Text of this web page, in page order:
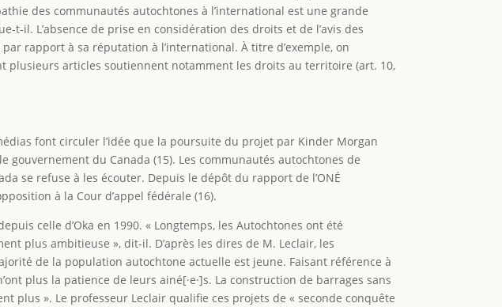
des communautés autochtones à l’international est une grande
il. L’absence de prise en considération des droits et de l’avis des
rapport à sa réputation à l’international. À titre d’exemple, on
plusieurs articles soutiennent notamment les droits au territoire (art. 10,
»?
font circuler l’idée que la poursuite du projet par Kinder Morgan
du Canada (15). Les communautés autochtones de
se refuse à les écouter. Depuis le dépôt du rapport de l’ONÉ
à la Cour d’appel fédérale (16).
celle d’Oka en 1990. « Longtemps, les Autochtones ont été
plus ambitieuse », dit-il. D’après les dires de M. Leclair, les
de la population autochtone actuelle est jeune. Faisant référence à
plus la patience de leurs ainé[·e·]s. La construction de barrages sans
plus ». Le professeur Leclair qualifie ces projets de « seconde conquête